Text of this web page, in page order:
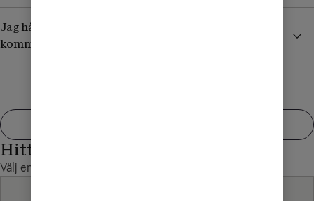
Jag håller på att portera mitt nummer till er och
kommer jag få dubbla fakturor?
Hittade du inte det du sökte?
Välj en annan kategori